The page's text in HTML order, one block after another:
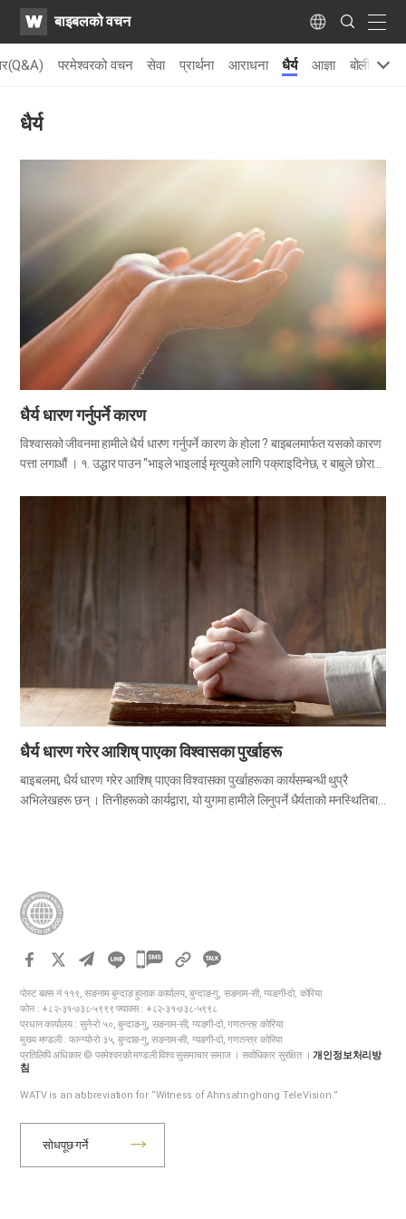
WATVबाइबलको वचन Language
Search
Submit
परमेश्वरको वचन सेवा प्रार्थना आराधना धैर्य आज्ञा बोली अन्य
धैर्य
धैर्य धारण गर्नुपर्ने कारण
विश्वासको जीवनमा हामीले धैर्य धारण गर्नुपर्ने कारण के होला ? बाइबलमार्फत यसको कारण
पत्ता लगाऔं । १. उद्धार पाउन “भाइले भाइलाई मृत्युको लागि पक्राइदिनेछ, र बाबुले छोरा-
रहन्छ, त्यसैको उद्धार हुनेछ ।” मत्ती १०:२१-२२ अन्त्यसम्म स्थिर रहनेको उद्धार हुनेछ
अहिलेसम्म जतिसुकै ठूलो विश्वास लिएको भए पनि अन्त्यसम्म धैर्य धारण गर्न सकिएन भने
आशिष् पाउनुपर्छ । तिमीहरूको धैर्यद्वारा तिमीहरूले आफ्नो प्राण प्राप्त गर्नेछौ । लूक
२१:१९ यो वचनमा पनि, हामीले धैर्यताद्वारा आत्माको मुक्ति…
धैर्य धारण गरेर आशिष् पाएका विश्वासका पुर्खाहरू
बाइबलमा, धैर्य धारण गरेर आशिष् पाएका विश्वासका पुर्खाहरूका कार्यसम्बन्धी थुप्रै
अभिलेखहरू छन् । तिनीहरूको कार्यद्वारा, यो युगमा हामीले लिनुपर्ने धैर्यताको मनस्थितिबारे
नगरी केवल परमेश्वरलाई प्रशंसा गरे । ... भने, “म आफ्नी आमाको गर्भबाट नाङ्गै आए, अनि
म नाङ्गै फर्केर जानेछु । परमप्रभुले दिनुभयो अनि परमप्रभुले लानुभयो, परमप्रभुको नाउँ
धन्यको होस् ।” यी सबै कुरामा अय्यूबले परमेश्वरलाई गलत कामको दोष लगाएर पाप गरेनन्
। अयू १:२१-२२ शैतानले…
카
오
톡
공
하
पोस्ट बक्स नं ११९, सङनाम बुन्दाङ हुलाक कार्यालय, बुन्दाङ-गु, सङनाम-सी, ग्यङगी-दो, कोरिया
फोन : +८२-३१-७३८-५९९९ फ्याक्स : +८२-३१-७३८-५९९८
प्रधान कार्यालय : सुने-रो ५०, बुन्दाङ-गु, सङनाम-सी, ग्यङगी-दो, गणतन्त्र कोरिया
मुख्य मण्डली : फान्ग्यो-रो ३५, बुन्दाङ-गु, सङनाम-सी, ग्यङगी-दो, गणतन्त्र कोरिया
प्रतिलिपि अधिकार © परमेश्वरको मण्डली विश्व सुसमाचार समाज । सर्वाधिकार सुरक्षित ।개인정보처리방
침
WATV is an abbreviation for “Witness of Ahnsahnghong TeleVision.”
सोधपूछ गर्ने